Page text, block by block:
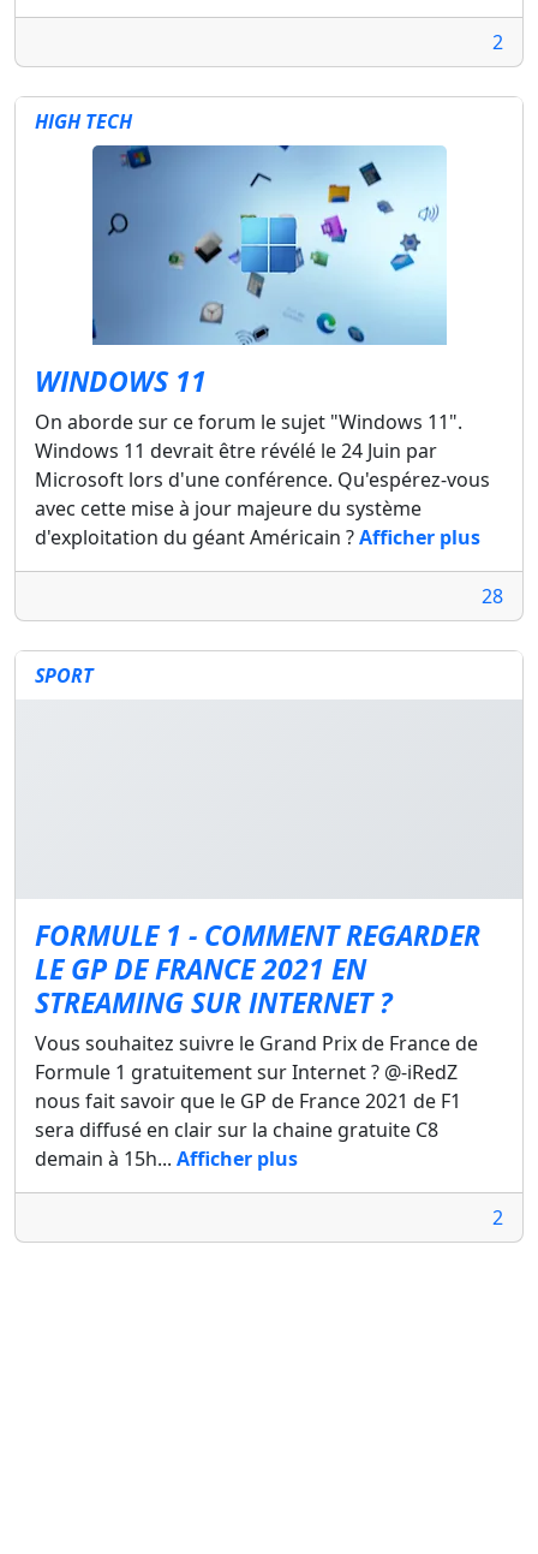
2
HIGH TECH
WINDOWS 11
On aborde sur ce forum le sujet "Windows 11".
Windows 11 devrait être révélé le 24 Juin par
Microsoft lors d'une conférence. Qu'espérez-vous
avec cette mise à jour majeure du système
d'exploitation du géant Américain ?Afficher plus
28
SPORT
FORMULE 1 - COMMENT REGARDER
LE GP DE FRANCE 2021 EN
STREAMING SUR INTERNET ?
Vous souhaitez suivre le Grand Prix de France de
Formule 1 gratuitement sur Internet ? @-iRedZ
nous fait savoir que le GP de France 2021 de F1
sera diffusé en clair sur la chaine gratuite C8
demain à 15h... Afficher plus
2